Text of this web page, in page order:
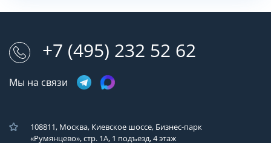
+7 (495) 232 52 62
Мы на связи
108811, Москва, Киевское шоссе, Бизнес-парк
«Румянцево», стр. 1А, 1 подъезд, 4 этаж